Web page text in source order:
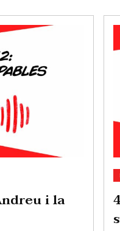
i la